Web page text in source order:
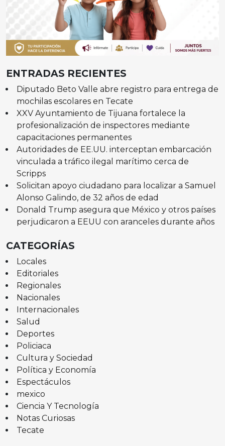
ENTRADAS RECIENTES
Diputado Beto Valle abre registro para entrega de
mochilas escolares en Tecate
XXV Ayuntamiento de Tijuana fortalece la
profesionalización de inspectores mediante
capacitaciones permanentes
Autoridades de EE.UU. interceptan embarcación
vinculada a tráfico ilegal marítimo cerca de
Scripps
Solicitan apoyo ciudadano para localizar a Samuel
Alonso Galindo, de 32 años de edad
Donald Trump asegura que México y otros países
perjudicaron a EEUU con aranceles durante años
CATEGORÍAS
Locales
Editoriales
Regionales
Nacionales
Internacionales
Salud
Deportes
Policiaca
Cultura y Sociedad
Política y Economía
Espectáculos
mexico
Ciencia Y Tecnología
Notas Curiosas
Tecate